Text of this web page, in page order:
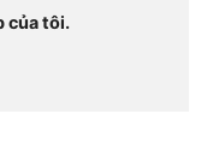
của tôi.